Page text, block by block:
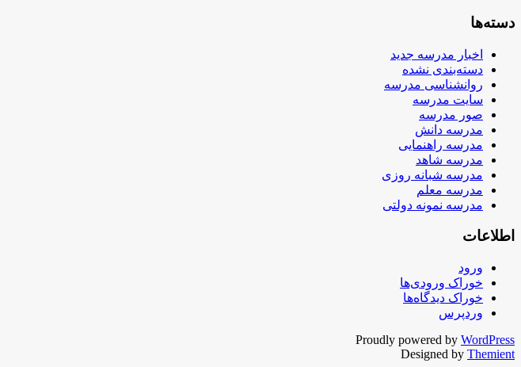
دسته‌ها
اخبار مدرسه جدید
دسته‌بندی نشده
روانشناسی مدرسه
سایت مدرسه
صور مدرسه
مدرسه دانش
مدرسه راهنمایی
مدرسه شاهد
مدرسه شبانه روزی
مدرسه معلم
مدرسه نمونه دولتی
اطلاعات
ورود
خوراک ورودی‌ها
خوراک دیدگاه‌ها
وردپرس
Proudly powered by WordPress
Designed by Themient